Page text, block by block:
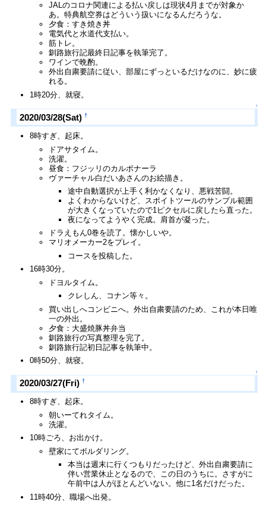
JALのコロナ関連による払い戻しは現状4月までが対象か
あ。特典航空券はどういう扱いになるんだろうな。
夕食：すき焼き丼
電気代と水道代支払い。
筋トレ。
釧路旅行記最終日記事を執筆完了。
ワインで晩酌。
外出自粛要請に従い、部屋にずっといるだけなのに、妙に疲
れる。
1時20分、就寝。
↑
2020/03/28(Sat) †
8時すぎ、起床。
ドアサタイム。
洗濯。
昼食：フジッリのカルボナーラ
ヴァーチャル白だいあさんのお絵描き。
途中自動選択が上手く利かなくなり、悪戦苦闘。
よくわからないけど、スポイトツールのサンプル範囲
が大きくなっていたので1ピクセルに戻したら直った。
夜になってようやく完成。肩首が凝った。
ドラえもん0巻を読了。懐かしいや。
マリオメーカー2をプレイ。
コースを投稿した。
16時30分。
ドヨルタイム。
クレしん、コナン等々。
買い出しへコンビニへ。外出自粛要請のため、これが本日唯
一の外出。
夕食：大盛焼豚丼弁当
釧路旅行の写真整理を完了。
釧路旅行記初日記事を執筆中。
0時50分、就寝。
↑
2020/03/27(Fri) †
8時すぎ、起床。
朝いーてれタイム。
洗濯。
10時ごろ、お出かけ。
壁家にてボルダリング。
本当は週末に行くつもりだったけど、外出自粛要請に
伴い営業休止となるので、この日のうちに。さすがに
午前中は人がほとんどいない。他に1名だけだった。
11時40分、職場へ出発。